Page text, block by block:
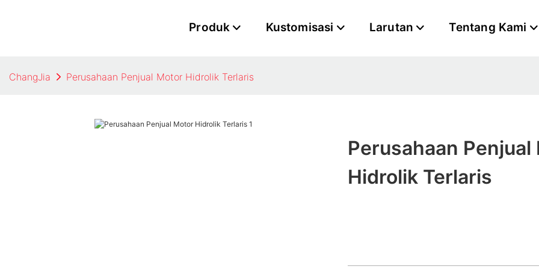
Produk Kustomisasi Larutan Tentang Kami
ChangJia Perusahaan Penjual Motor Hidrolik Terlaris
Perusahaan Penjual
Hidrolik Terlaris